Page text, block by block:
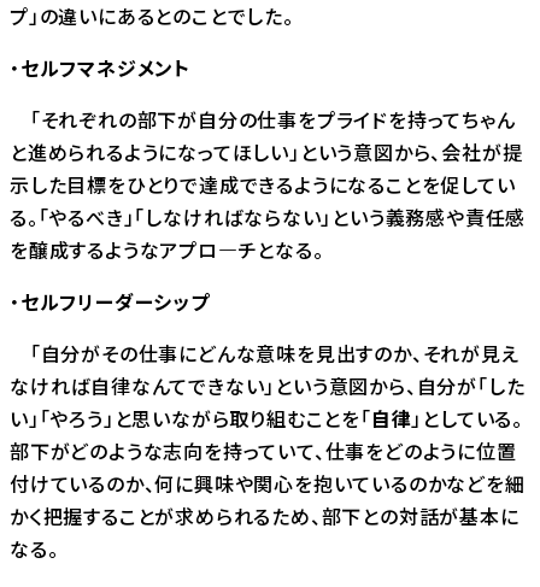
プ」の違いにあるとのことでした。
・セルフマネジメント
「それぞれの部下が自分の仕事をプライドを持ってちゃん
と進められるようになってほしい」という意図から、会社が提
示した目標をひとりで達成できるようになることを促してい
る。「やるべき」「しなければならない」という義務感や責任感
を醸成するようなアプロ―チとなる。
・セルフリーダーシップ
「自分がその仕事にどんな意味を見出すのか、それが見え
なければ自律なんてできない」という意図から、自分が「した
い」「やろう」と思いながら取り組むことを「自律」としている。
部下がどのような志向を持っていて、仕事をどのように位置
付けているのか、何に興味や関心を抱いているのかなどを細
かく把握することが求められるため、部下との対話が基本に
なる。